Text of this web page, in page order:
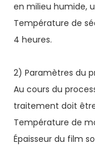
en milieu humide,
Température de
4 heures.
2) Paramètres du
Au cours du
traitement doit
Température de
Épaisseur du film